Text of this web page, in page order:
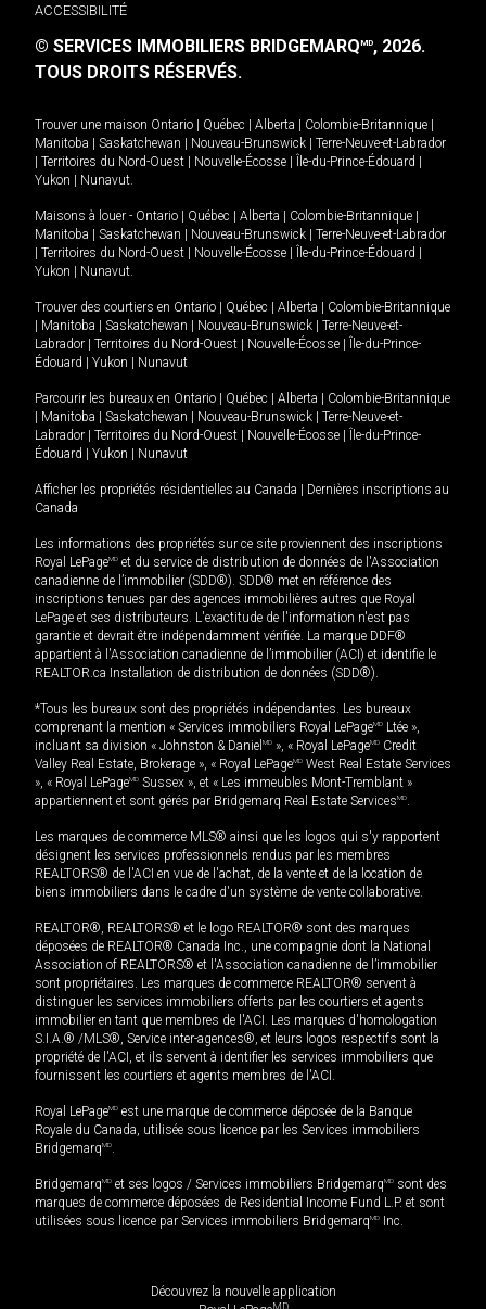
ACCESSIBILITÉ
© SERVICES IMMOBILIERS BRIDGEMARQMD, 2026.
TOUS DROITS RÉSERVÉS.
Trouver une maison Ontario Québec Alberta Colombie-Britannique
Manitoba
Saskatchewan Nouveau-Brunswick
Terre-Neuve-et-Labrador
Territoires du Nord-Ouest Nouvelle-Écosse Île-du-Prince-Édouard
Yukon
Nunavut.
Maisons à louer - Ontario Québec Alberta Colombie-Britannique
Manitoba
Saskatchewan Nouveau-Brunswick
Terre-Neuve-et-Labrador
Territoires du Nord-Ouest Nouvelle-Écosse Île-du-Prince-Édouard
Yukon
Nunavut.
Trouver des courtiers en Ontario Québec Alberta
Colombie-Britannique
Manitoba Saskatchewan Nouveau-Brunswick
Terre-Neuve-et-
Labrador
Territoires du Nord-Ouest Nouvelle-Écosse
Île-du-Prince-
Édouard
Yukon Nunavut
Parcourir les bureaux en Ontario Québec Alberta
Colombie-Britannique
Manitoba Saskatchewan Nouveau-Brunswick
Terre-Neuve-et-
Labrador
Territoires du Nord-Ouest Nouvelle-Écosse
Île-du-Prince-
Édouard
Yukon Nunavut
Afficher les propriétés résidentielles au Canada
Dernières inscriptions au
Canada
Les informations des propriétés sur ce site proviennent des inscriptions
Royal LePageMD et du service de distribution de données de l'Association
canadienne de l’immobilier (SDD®). SDD® met en référence des
inscriptions tenues par des agences immobilières autres que Royal
LePage et ses distributeurs. L'exactitude de l'information n'est pas
garantie et devrait être indépendamment vérifiée. La marque DDF®
appartient à l'Association canadienne de l’immobilier (ACI) et identifie le
REALTOR.ca Installation de distribution de données (SDD®).
*Tous les bureaux sont des propriétés indépendantes. Les bureaux
comprenant la mention « Services immobiliers Royal LePageMD Ltée »,
incluant sa division « Johnston & Daniel MD », « Royal LePageMD Credit
Valley Real Estate, Brokerage », « Royal LePageMD West Real Estate Services
», « Royal LePageMD Sussex », et « Les immeubles Mont-Tremblant »
appartiennent et sont gérés par Bridgemarq Real Estate ServicesMD.
Les marques de commerce MLS® ainsi que les logos qui s'y rapportent
désignent les services professionnels rendus par les membres
REALTORS® de l'ACI en vue de l'achat, de la vente et de la location de
biens immobiliers dans le cadre d'un système de vente collaborative.
REALTOR®, REALTORS® et le logo REALTOR® sont des marques
déposées de REALTOR® Canada Inc., une compagnie dont la National
Association of REALTORS® et l'Association canadienne de l’immobilier
sont propriétaires. Les marques de commerce REALTOR® servent à
distinguer les services immobiliers offerts par les courtiers et agents
immobilier en tant que membres de l'ACI. Les marques d'homologation
S.I.A.® /MLS®, Service inter-agences®, et leurs logos respectifs sont la
propriété de l'ACI, et ils servent à identifier les services immobiliers que
fournissent les courtiers et agents membres de l'ACI.
Royal LePageMD est une marque de commerce déposée de la Banque
Royale du Canada, utilisée sous licence par les Services immobiliers
BridgemarqMD.
BridgemarqMD et ses logos / Services immobiliers BridgemarqMD sont des
marques de commerce déposées de Residential Income Fund L.P. et sont
utilisées sous licence par Services immobiliers BridgemarqMD Inc.
Découvrez la nouvelle application
MD